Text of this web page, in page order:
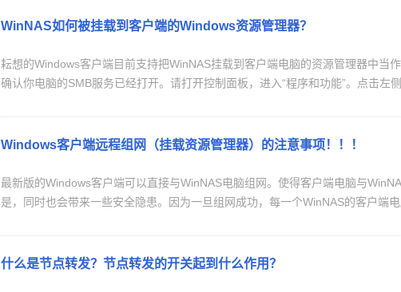
WinNAS如何被挂载到客户端的Windows资源管理器？
耘想的Windows客户端目前支持把WinNAS挂载到客户端电脑的资源管理器中当
确认你电脑的SMB服务已经打开。请打开控制面板，进入“程序和功能”。点击左
Windows客户端远程组网（挂载资源管理器）的注意事项！！！
最新版的Windows客户端可以直接与WinNAS电脑组网。使得客户端电脑与
是，同时也会带来一些安全隐患。因为一旦组网成功，每一个WinNAS的客户端
什么是节点转发？节点转发的开关起到什么作用？